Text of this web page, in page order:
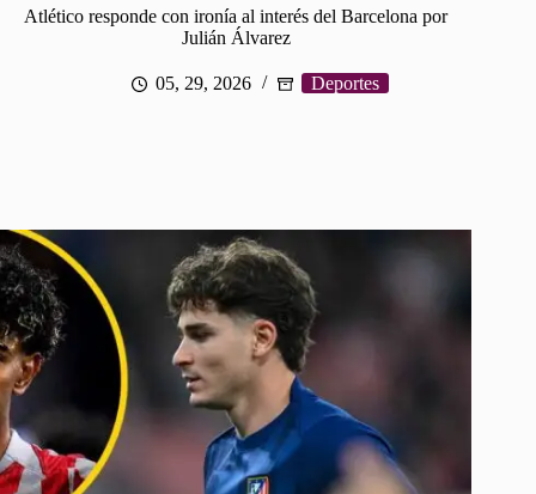
Atlético responde con ironía al interés del Barcelona por
Julián Álvarez
05, 29, 2026 Deportes